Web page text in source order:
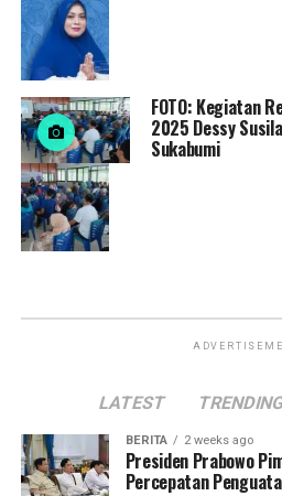
FOTO: Kegiatan
2025 Dessy
Sukabumi
LATEST
BERITA 2 weeks ago
Presiden Prabowo
Percepatan